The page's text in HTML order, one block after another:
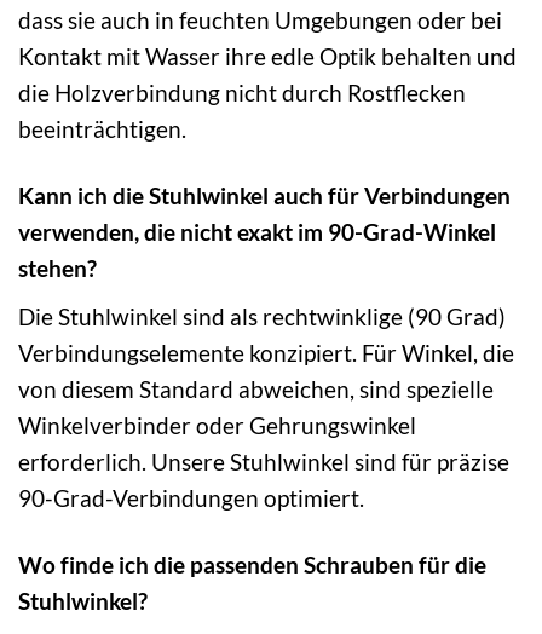
dass sie auch in feuchten Umgebungen oder bei
Kontakt mit Wasser ihre edle Optik behalten und
die Holzverbindung nicht durch Rostflecken
beeinträchtigen.
Kann ich die Stuhlwinkel auch für Verbindungen
verwenden, die nicht exakt im 90-Grad-Winkel
stehen?
Die Stuhlwinkel sind als rechtwinklige (90 Grad)
Verbindungselemente konzipiert. Für Winkel, die
von diesem Standard abweichen, sind spezielle
Winkelverbinder oder Gehrungswinkel
erforderlich. Unsere Stuhlwinkel sind für präzise
90-Grad-Verbindungen optimiert.
Wo finde ich die passenden Schrauben für die
Stuhlwinkel?